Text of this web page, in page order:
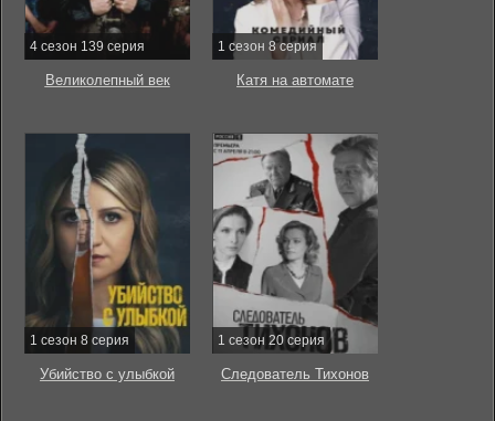
4 сезон 139 серия
Великолепный век
1 сезон 8 серия
Катя на автомате
1 сезон 8 серия
Убийство с улыбкой
1 сезон 20 серия
Следователь Тихонов